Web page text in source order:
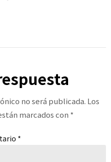
no será publicada. Los
marcados con *
*